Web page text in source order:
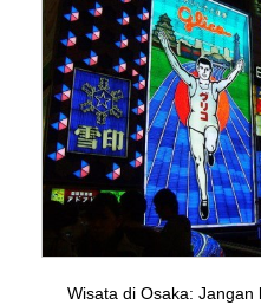
Wisata di Osaka: Jangan